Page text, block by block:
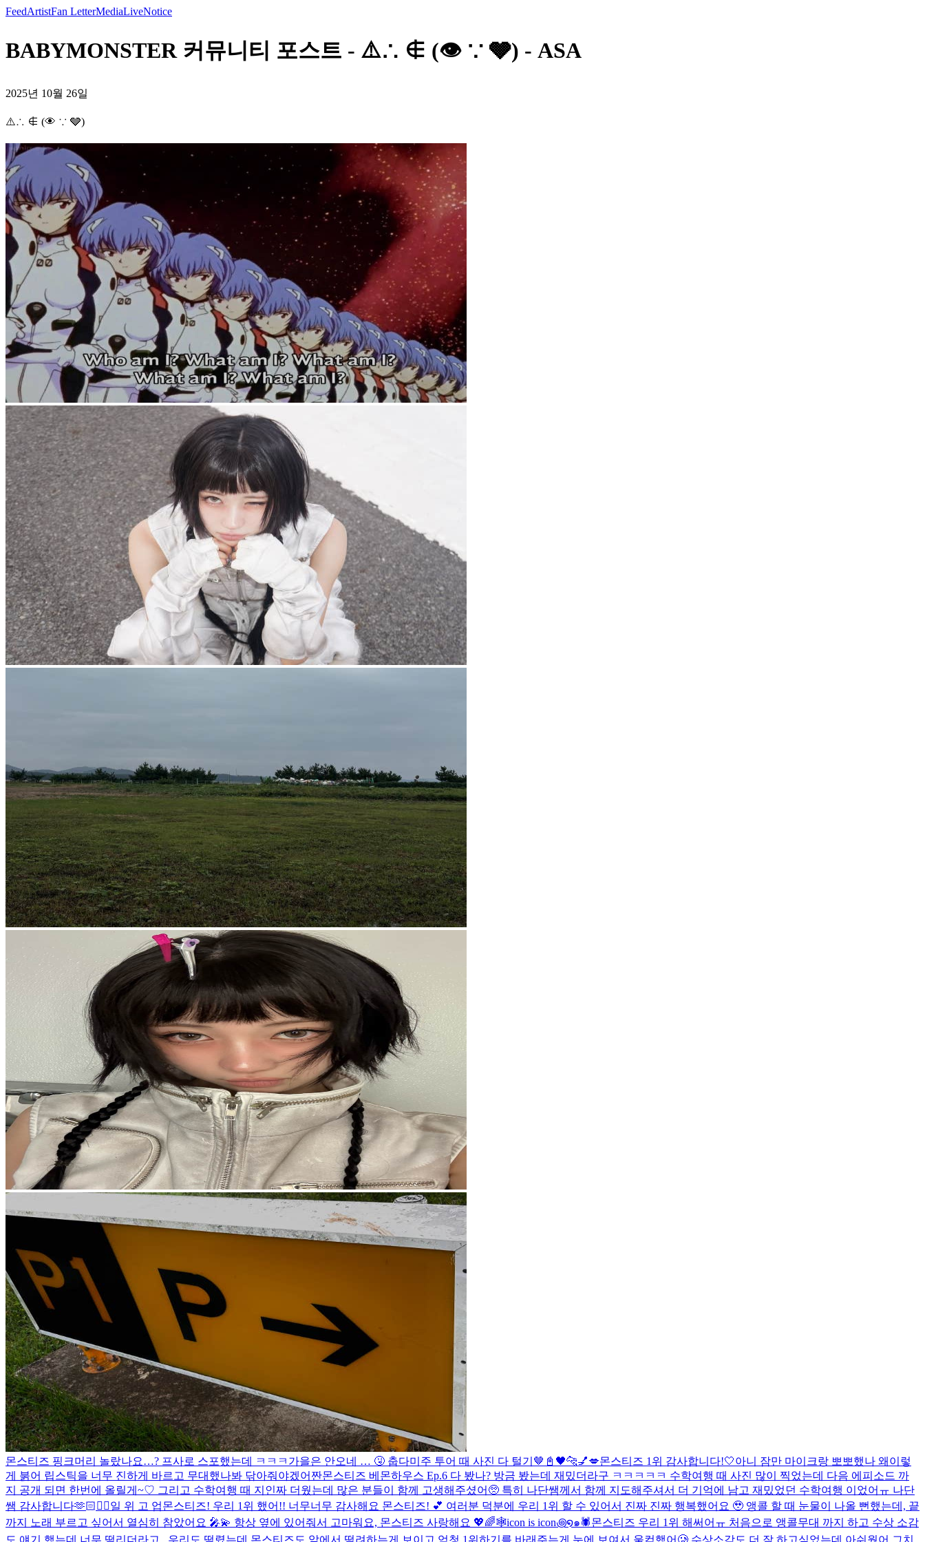
FeedArtistFan LetterMediaLiveNotice
BABYMONSTER 커뮤니티 포스트 - ⚠️∴ ∉ (👁 ∵ 🩶) - ASA
2025년 10월 26일
⚠️∴ ∉ (👁 ∵ 🩶)
몬스티즈 핑크머리 놀랐나요…? 프사로 스포했는데 ㅋㅋㅋ 가을은 안오네 … 🤧 춥다미주 투어 때 사진 다 털기🤎 📓🖤🐆💅💋몬스티즈 1위 감사합니다!🤍아니 잠만 마이크랑 뽀뽀했나 왜이렇
게 붉어 립스틱을 너무 진하게 바르고 무대했나봐 닦아줘야겠어 짠몬스티즈 베몬하우스 Ep.6 다 봤나? 방금 봤는데 재밌더라구 ㅋㅋㅋㅋㅋ 수학여행 때 사진 많이 찍었는데 다음 에피소드 까
지 공개 되면 한번에 올릴게~♡ 그리고 수학여행 때 지인짜 더웠는데 많은 분들이 함께 고생해주셨어🥺 특히 나단쌤께서 함께 지도해주셔서 더 기억에 남고 재밌었던 수학여행 이었어ㅠ 나단
쌤 감사합니다🫶🏻 ❤️‍🔥일 위 고 업몬스티즈! 우리 1위 했어!! 너무너무 감사해요 몬스티즈! 💕 여러분 덕분에 우리 1위 할 수 있어서 진짜 진짜 행복했어요 🥹 앵콜 할 때 눈물이 나올 뻔했는데, 끝
까지 노래 부르고 싶어서 열심히 참았어요 🎤💫 항상 옆에 있어줘서 고마워요, 몬스티즈 사랑해요 💖🌈🕸️icon is icon꩜໑๑🕷️몬스티즈 우리 1위 해써어ㅠ 처음으로 앵콜무대 까지 하고 수상 소감
도 얘기 했는데 너무 떨리더라고.. 우리도 떨렸는데 몬스티즈도 앞에서 떨려하는게 보이고 엄청 1위하기를 바래주는게 눈에 보여서 울컥했어🥲 수상소감도 더 잘 하고싶었는데 아쉬웠어 그치